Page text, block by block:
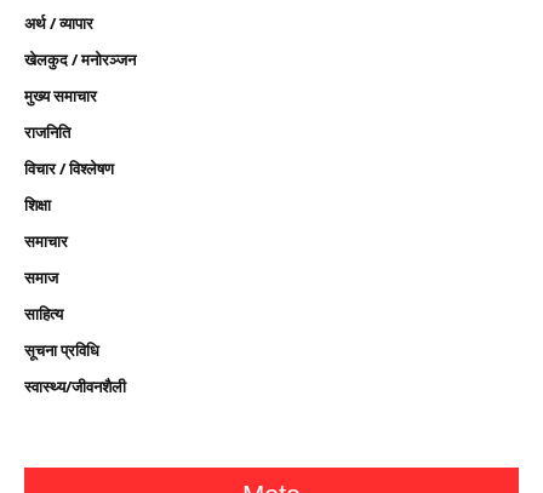
अर्थ / व्यापार
खेलकुद / मनोरञ्जन
मुख्य समाचार
राजनिति
विचार / विश्लेषण
शिक्षा
समाचार
समाज
साहित्य
सूचना प्रविधि
स्वास्थ्य/जीवनशैली